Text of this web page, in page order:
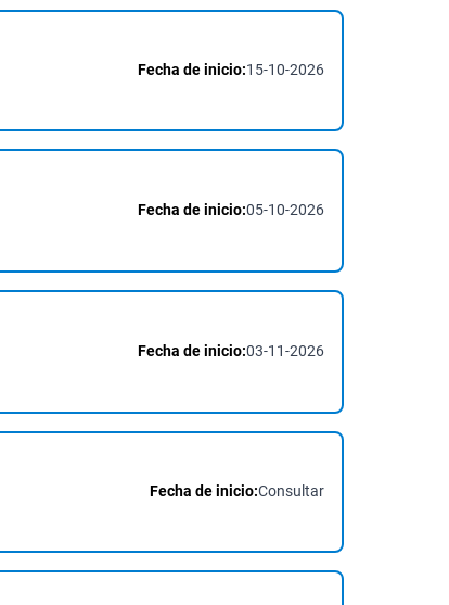
Fecha de inicio:15-10-2026
Fecha de inicio:05-10-2026
Fecha de inicio:03-11-2026
Fecha de inicio:Consultar